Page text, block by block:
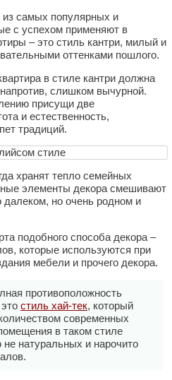
самых популярных и
с успехом применяют в
– это стиль кантри, милый и
оттенками пошлого.
в стиле кантри должна
слишком вычурной.
присущи две
и естественность,
традиций.
хранят тепло семейных
элементы декора смешивают
далеком, но очень родном и
подобного способа декора –
которые используются при
мебели и прочего декора.
противоположность
стиль хай-тек, который
современных
в таком стиле
натуральных и нарочито